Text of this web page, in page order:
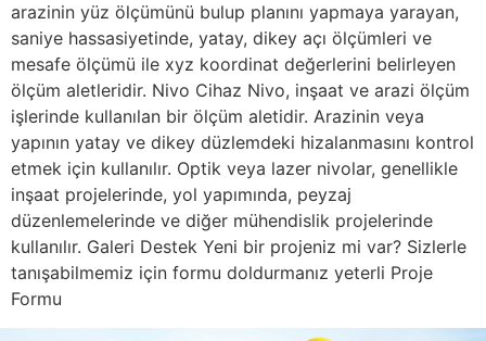
arazinin yüz ölçümünü bulup planını yapmaya yarayan,
saniye hassasiyetinde, yatay, dikey açı ölçümleri ve
mesafe ölçümü ile xyz koordinat değerlerini belirleyen
ölçüm aletleridir. Nivo Cihaz Nivo, inşaat ve arazi ölçüm
işlerinde kullanılan bir ölçüm aletidir. Arazinin veya
yapının yatay ve dikey düzlemdeki hizalanmasını kontrol
etmek için kullanılır. Optik veya lazer nivolar, genellikle
inşaat projelerinde, yol yapımında, peyzaj
düzenlemelerinde ve diğer mühendislik projelerinde
kullanılır. Galeri Destek Yeni bir projeniz mi var? Sizlerle
tanışabilmemiz için formu doldurmanız yeterli Proje
Formu